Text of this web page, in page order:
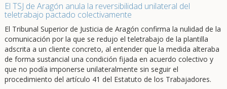
El TSJ de Aragón anula la reversibilidad unilateral del
teletrabajo pactado colectivamente
El Tribunal Superior de Justicia de Aragón confirma la nulidad de la
comunicación por la que se redujo el teletrabajo de la plantilla
adscrita a un cliente concreto, al entender que la medida alteraba
de forma sustancial una condición fijada en acuerdo colectivo y
que no podía imponerse unilateralmente sin seguir el
procedimiento del artículo 41 del Estatuto de los Trabajadores.